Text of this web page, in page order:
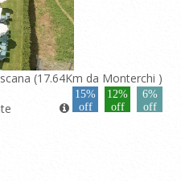
(17.64Km da Monterchi )
15%
off
12%
off
6%
off